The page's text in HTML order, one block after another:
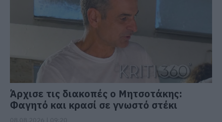
Άρχισε τις διακοπές ο Μητσοτάκης:
Φαγητό και κρασί σε γνωστό στέκι